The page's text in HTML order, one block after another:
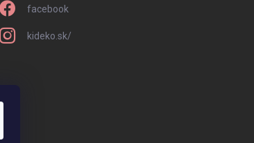
facebook
kideko.sk/